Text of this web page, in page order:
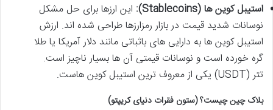
استیبل کوین ها (Stablecoins):
این ارزها برای حل مشکل
نوسانات شدید قیمت در بازار رمزارزها طراحی شده اند. ارزش
استیبل کوین ها به دارایی های باثباتی مانند دلار آمریکا یا طلا
گره خورده است و نوسانات قیمتی آن ها بسیار ناچیز است.
تتر (USDT) یکی از معروف ترین استیبل کوین هاست.
بلاک چین چیست؟ (ستون فقرات دنیای کریپتو)